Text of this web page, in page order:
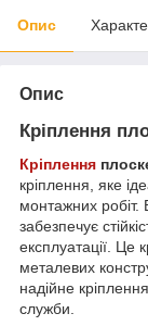
Опис
Опис
Кріплення
Кріплення
кріплення, яке
монтажних робіт.
забезпечує
експлуатації. Це
металевих
надійне
служби.